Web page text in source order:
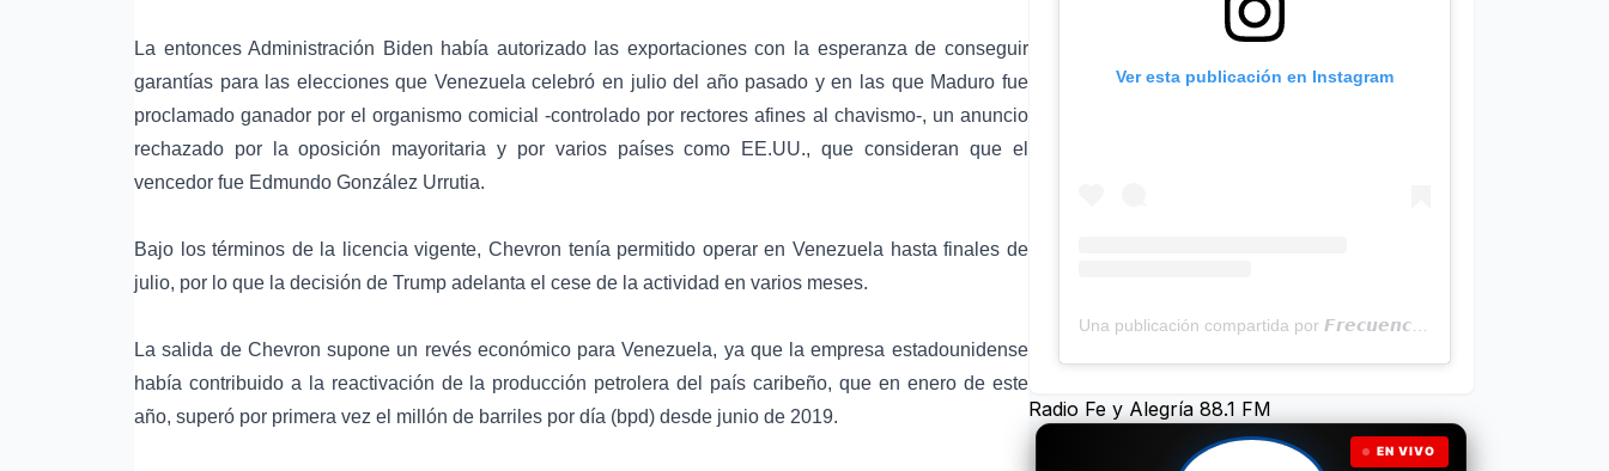
La entonces Administración Biden había autorizado las exportaciones con la esperanza de conseguir
garantías para las elecciones que Venezuela celebró en julio del año pasado y en las que Maduro fue
proclamado ganador por el organismo comicial -controlado por rectores afines al chavismo-, un anuncio
rechazado por la oposición mayoritaria y por varios países como EE.UU., que consideran que el
vencedor fue Edmundo González Urrutia.
Bajo los términos de la licencia vigente, Chevron tenía permitido operar en Venezuela hasta finales de
julio, por lo que la decisión de Trump adelanta el cese de la actividad en varios meses.
La salida de Chevron supone un revés económico para Venezuela, ya que la empresa estadounidense
había contribuido a la reactivación de la producción petrolera del país caribeño, que en enero de este
año, superó por primera vez el millón de barriles por día (bpd) desde junio de 2019.
Ver esta publicación en Instagram
Una publicación compartida por 𝙁𝙧𝙚𝙘𝙪𝙚𝙣𝙘𝙞𝙖 𝙉𝙤𝙩𝙞𝙘𝙞𝙖𝙨 | Programa Radial (@frecuencianoticias)
Radio Fe y Alegría 88.1 FM
EN VIVO